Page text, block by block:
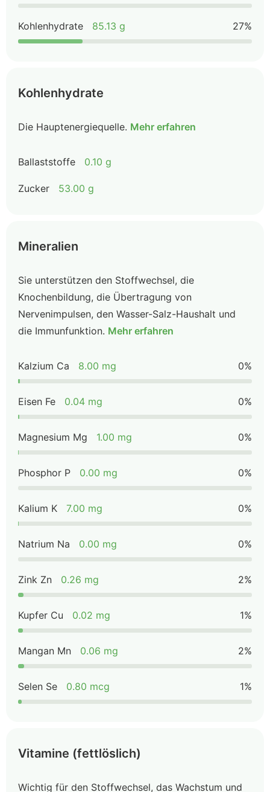
Kohlenhydrate 85.13 g 27%
Kohlenhydrate
Die Hauptenergiequelle. Mehr erfahren
Ballaststoffe 0.10 g
Zucker 53.00 g
Mineralien
Sie unterstützen den Stoffwechsel, die
Knochenbildung, die Übertragung von
Nervenimpulsen, den Wasser-Salz-Haushalt und
die Immunfunktion. Mehr erfahren
Kalzium Ca 8.00 mg 0%
Eisen Fe 0.04 mg 0%
Magnesium Mg 1.00 mg 0%
Phosphor P 0.00 mg 0%
Kalium K 7.00 mg 0%
Natrium Na 0.00 mg 0%
Zink Zn 0.26 mg 2%
Kupfer Cu 0.02 mg 1%
Mangan Mn 0.06 mg 2%
Selen Se 0.80 mcg 1%
Vitamine (fettlöslich)
Wichtig für den Stoffwechsel, das Wachstum und